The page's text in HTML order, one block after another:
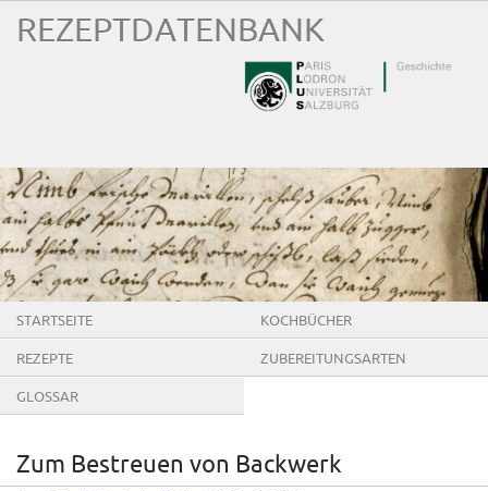
REZEPTDATENBANK
STARTSEITE KOCHBÜCHER
REZEPTE ZUBEREITUNGSARTEN
GLOSSAR
Zum Bestreuen von Backwerk